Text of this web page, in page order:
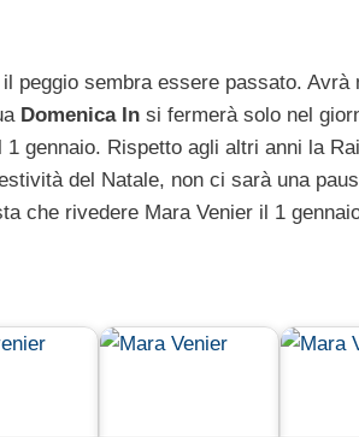
peggio sembra essere passato. Avrà
Domenica In si fermerà solo nel
gennaio. Rispetto agli altri anni la
del Natale, non ci sarà una
che rivedere Mara Venier il 1